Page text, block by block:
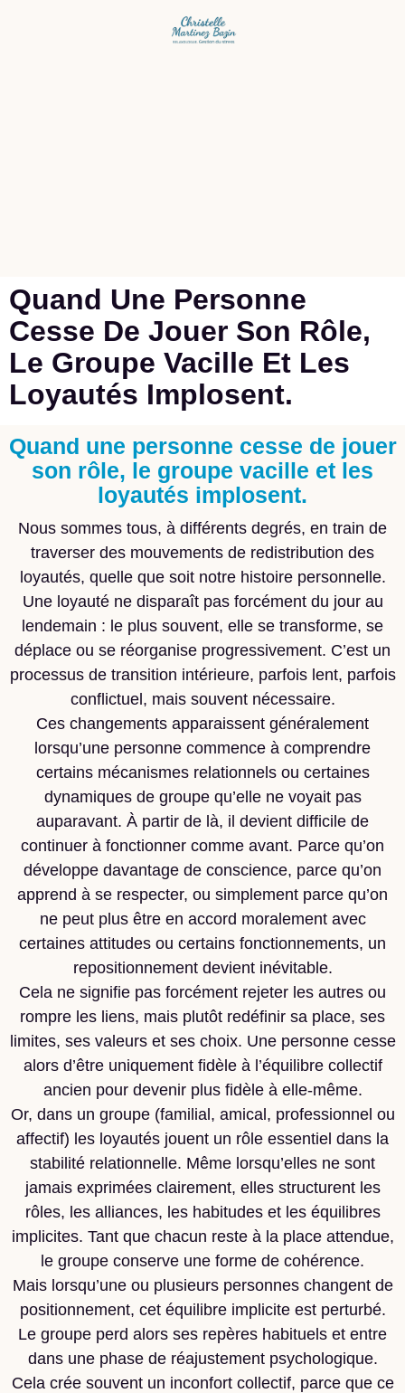
Quand Une Personne
Cesse De Jouer Son Rôle,
Le Groupe Vacille Et Les
Loyautés Implosent.
Quand une personne cesse de jouer
son rôle, le groupe vacille et les
loyautés implosent.
Nous sommes tous, à différents degrés, en train de
traverser des mouvements de redistribution des
loyautés, quelle que soit notre histoire personnelle.
Une loyauté ne disparaît pas forcément du jour au
lendemain : le plus souvent, elle se transforme, se
déplace ou se réorganise progressivement. C’est un
processus de transition intérieure, parfois lent, parfois
conflictuel, mais souvent nécessaire.
Ces changements apparaissent généralement
lorsqu’une personne commence à comprendre
certains mécanismes relationnels ou certaines
dynamiques de groupe qu’elle ne voyait pas
auparavant. À partir de là, il devient difficile de
continuer à fonctionner comme avant. Parce qu’on
développe davantage de conscience, parce qu’on
apprend à se respecter, ou simplement parce qu’on
ne peut plus être en accord moralement avec
certaines attitudes ou certains fonctionnements, un
repositionnement devient inévitable.
Cela ne signifie pas forcément rejeter les autres ou
rompre les liens, mais plutôt redéfinir sa place, ses
limites, ses valeurs et ses choix. Une personne cesse
alors d’être uniquement fidèle à l’équilibre collectif
ancien pour devenir plus fidèle à elle-même.
Or, dans un groupe (familial, amical, professionnel ou
affectif) les loyautés jouent un rôle essentiel dans la
stabilité relationnelle. Même lorsqu’elles ne sont
jamais exprimées clairement, elles structurent les
rôles, les alliances, les habitudes et les équilibres
implicites. Tant que chacun reste à la place attendue,
le groupe conserve une forme de cohérence.
Mais lorsqu’une ou plusieurs personnes changent de
positionnement, cet équilibre implicite est perturbé.
Le groupe perd alors ses repères habituels et entre
dans une phase de réajustement psychologique.
Cela crée souvent un inconfort collectif, parce que ce